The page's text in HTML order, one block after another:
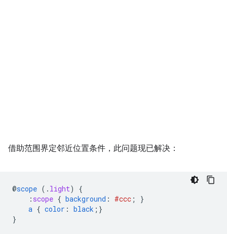
借助范围界定邻近位置条件，此问题现已解决：
@scope ( . light)
{
: scope { background : #ccc ;
}
a { color : black ;}
}